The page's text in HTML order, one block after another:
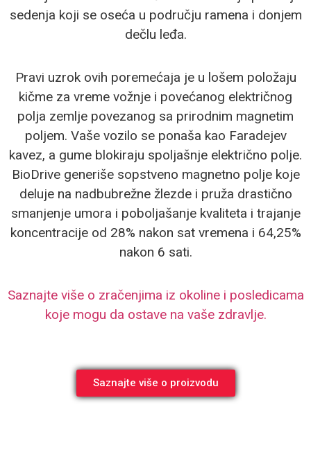
sedenja koji se oseća u području ramena i donjem
dečlu leđa.
Pravi uzrok ovih poremećaja je u lošem položaju
kičme za vreme vožnje i povećanog električnog
polja zemlje povezanog sa prirodnim magnetim
poljem. Vaše vozilo se ponaša kao Faradejev
kavez, a gume blokiraju spoljašnje električno polje.
BioDrive generiše sopstveno magnetno polje koje
deluje na nadbubrežne žlezde i pruža drastično
smanjenje umora i poboljašanje kvaliteta i trajanje
koncentracije od 28% nakon sat vremena i 64,25%
nakon 6 sati.
Saznajte više o zračenjima iz okoline i posledicama
koje mogu da ostave na vaše zdravlje.
Saznajte više o proizvodu